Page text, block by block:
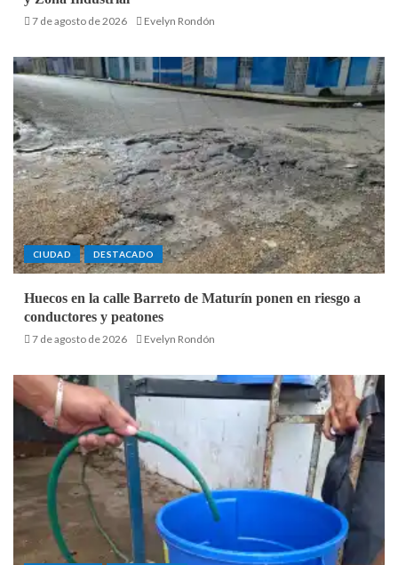
7 de agosto de 2026 Evelyn Rondón
CIUDAD DESTACADO
Huecos en la calle Barreto de Maturín ponen en riesgo a
conductores y peatones
7 de agosto de 2026 Evelyn Rondón